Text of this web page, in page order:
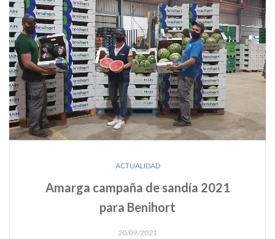
ACTUALIDAD
Amarga campaña de sandía 2021
para Benihort
20/09/2021